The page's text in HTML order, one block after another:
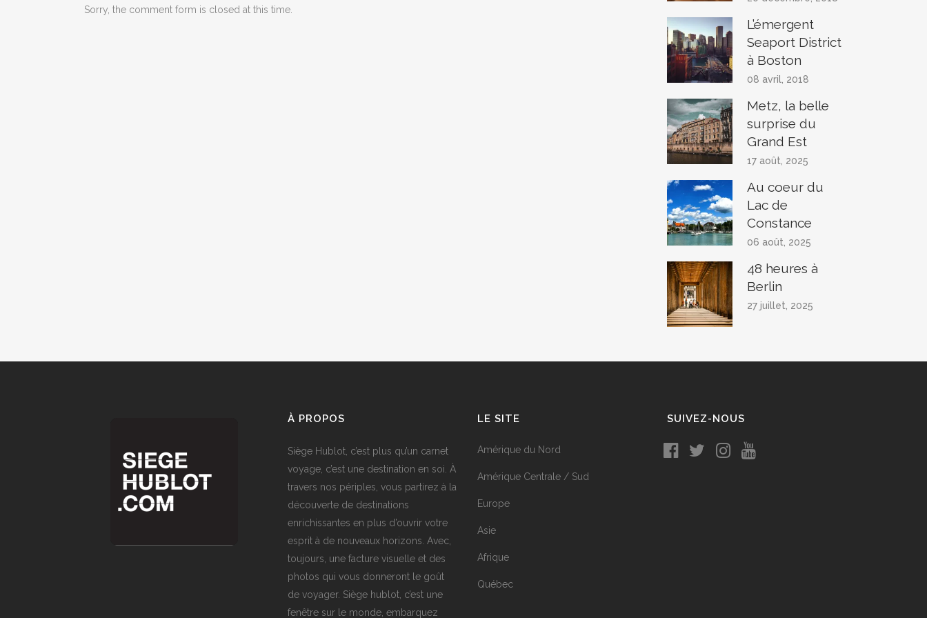
Sorry, the comment form is closed at this time.
L’émergent
Seaport District
à Boston
08 avril, 2018
Metz, la belle
surprise du
Grand Est
17 août, 2025
Au coeur du
Lac de
Constance
06 août, 2025
48 heures à
Berlin
27 juillet, 2025
À PROPOS
Siège Hublot, c’est plus qu’un carnet
voyage, c’est une destination en soi. À
travers nos périples, vous partirez à la
découverte de destinations
enrichissantes en plus d’ouvrir votre
esprit à de nouveaux horizons. Avec,
toujours, une facture visuelle et des
photos qui vous donneront le goût
de voyager. Siège hublot, c’est une
fenêtre sur le monde, embarquez
LE SITE
Amérique du Nord
Amérique Centrale / Sud
Europe
Asie
Afrique
Québec
SUIVEZ-NOUS